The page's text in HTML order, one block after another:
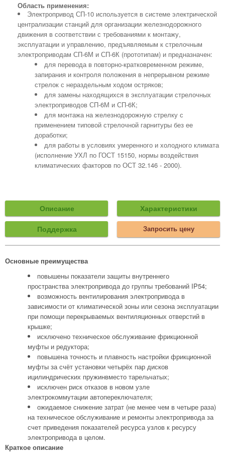
Область применения:
Электропривод СП-10 используется в системе электрической
централизации станций для организации железнодорожного
движения в соответствии с требованиями к монтажу,
эксплуатации и управлению, предъявляемым к стрелочным
электроприводам СП-6М и СП-6К (прототипам) и предназначен:
для перевода в повторно-кратковременном режиме,
запирания и контроля положения в непрерывном режиме
стрелок с нераздельным ходом остряков;
для замены находящихся в эксплуатации стрелочных
электроприводов СП-6М и СП-6К;
для монтажа на железнодорожную стрелку с
применением типовой стрелочной гарнитуры без ее
доработки;
для работы в условиях умеренного и холодного климата
(исполнение УХЛ по ГОСТ 15150, нормы воздействия
климатических факторов по ОСТ 32.146 - 2000).
Описание Характеристики
Поддержка Запросить цену
Основные преимущества
повышены показатели защиты внутреннего
пространства электропривода до группы требований IP54;
возможность вентилирования электропривода в
зависимости от климатической зоны или сезона эксплуатации
при помощи перекрываемых вентиляционных отверстий в
крышке;
исключено техническое обслуживание фрикционной
муфты и редуктора;
повышена точность и плавность настройки фрикционной
муфты за счёт установки четырёх пар дисков
ицилиндрических пружинвместо тарельчатых;
исключен риск отказов в новом узле
электрокоммутации автопереключателя;
ожидаемое снижение затрат (не менее чем в четыре раза)
на техническое обслуживание и ремонты электропривода за
счет приведения показателей ресурса узлов к ресурсу
электропривода в целом.
Краткое описание